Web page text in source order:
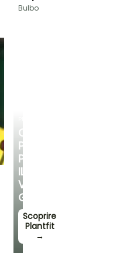
CONSIGLI
PERSONALIZZATI
PER
IL
VOSTRO
GIARDINO
Scoprire
Plantfit
→
Bulbo